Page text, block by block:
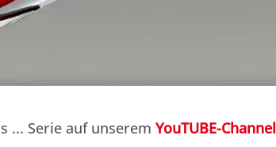
... Serie auf unserem YouTUBE-Channel